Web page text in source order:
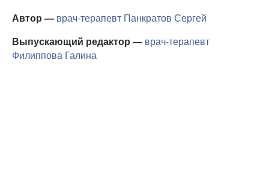
Автор — врач-терапевт Панкратов Сергей
Выпускающий редактор — врач-терапевт
Филиппова Галина